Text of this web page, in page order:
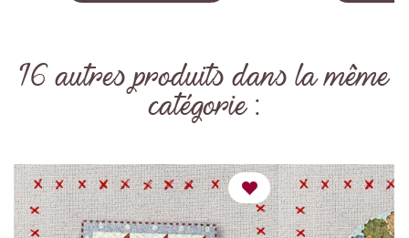
16 autres produits dans la même
catégorie :